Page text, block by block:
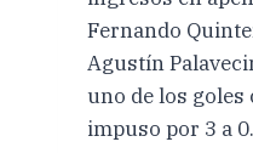
Fernando
Agustín
uno de los goles
impuso por 3 a